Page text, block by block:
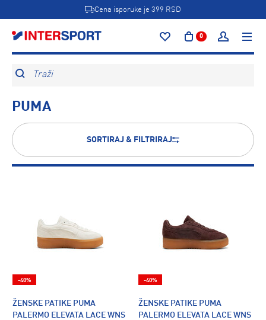
Cena isporuke je 399 RSD
0
Traži
PUMA
SORTIRAJ & FILTRIRAJ
ŽENSKE PATIKE PUMA
PALERMO ELEVATA LACE WNS
-40%
ŽENSKE PATIKE PUMA
PALERMO ELEVATA LACE WNS
-40%